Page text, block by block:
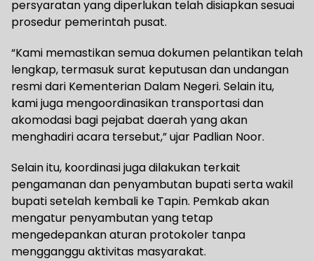
persyaratan yang diperlukan telah disiapkan sesuai
prosedur pemerintah pusat.
“Kami memastikan semua dokumen pelantikan telah
lengkap, termasuk surat keputusan dan undangan
resmi dari Kementerian Dalam Negeri. Selain itu,
kami juga mengoordinasikan transportasi dan
akomodasi bagi pejabat daerah yang akan
menghadiri acara tersebut,” ujar Padlian Noor.
Selain itu, koordinasi juga dilakukan terkait
pengamanan dan penyambutan bupati serta wakil
bupati setelah kembali ke Tapin. Pemkab akan
mengatur penyambutan yang tetap
mengedepankan aturan protokoler tanpa
mengganggu aktivitas masyarakat.